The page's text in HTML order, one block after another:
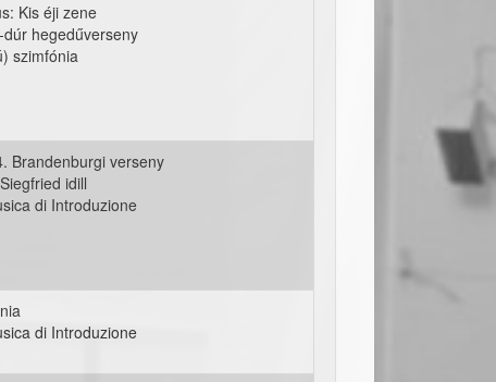
Kis éji zene
hegedűverseny
szimfónia
Brandenburgi verseny
idill
di Introduzione
di Introduzione